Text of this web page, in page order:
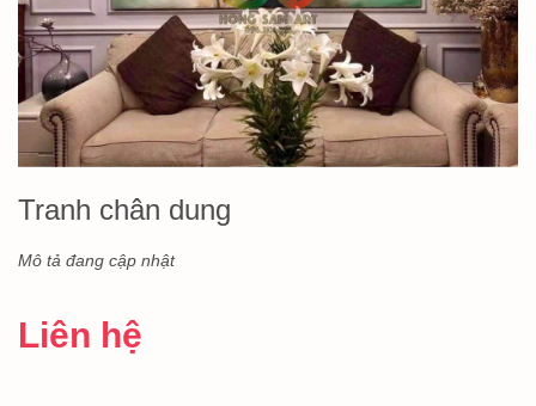
Tranh chân dung
Mô tả đang cập nhật
Liên hệ